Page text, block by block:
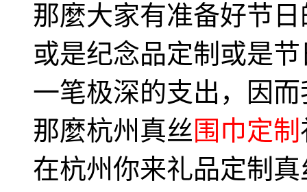
那麼大家有准备好节
或是纪念品定制或是
一笔极深的支出，因
那麼杭州真丝 围巾定制
在杭州你来礼品定制